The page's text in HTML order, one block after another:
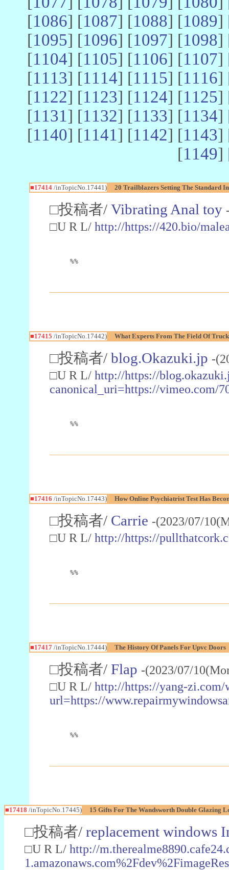
[1086] [1087] [1088] [1089]
[1095] [1096] [1097] [1098]
[1104] [1105] [1106] [1107]
[1113] [1114] [1115] [1116]
[1122] [1123] [1124] [1125]
[1131] [1132] [1133] [1134]
[1140] [1141] [1142] [1143]
[1149]
■17414/inTopicNo.17441) 20 Trailblazers Setting The Standard
□投稿者/ Vibrating Anal toy
□U R L/ http://https://420.bio/
%%
■17415 /inTopicNo.17442) What Experts From The Field Of
□投稿者/ blog.Okazuki.jp -
□U R L/ http://https://
canonical_uri=https://vimeo.com/
%%
■17416 /inTopicNo.17443) How Online Psychiatrist Test Has
□投稿者/ Carrie -(2023/07/
□U R L/ http://https://
%%
■17417/inTopicNo.17444) The History Of Panels For Upvc Doors
□投稿者/ Flap -(2023/07/
□U R L/ http://https://yang-zi.com/
url=https://
%%
■17418 /inTopicNo.17445) 15 Gifts For The Wandsworth Double Glazing
□投稿者/ replacement windows
□U R L/ http://